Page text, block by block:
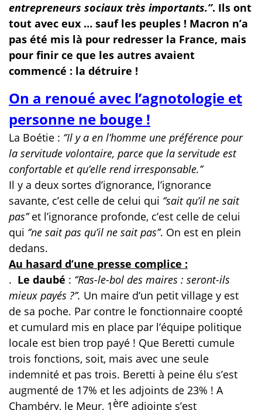
entrepreneurs sociaux très importants.’’. Ils ont
tout avec eux … sauf les peuples ! Macron n’a
pas été mis là pour redresser la France, mais
pour finir ce que les autres avaient
commencé : la détruire !
On a renoué avec l’agnotologie et
personne ne bouge !
La Boétie : ‘’Il y a en l’homme une préférence pour
la servitude volontaire, parce que la servitude est
confortable et qu’elle rend irresponsable.’’
Il y a deux sortes d’ignorance, l’ignorance
savante, c’est celle de celui qui ‘’sait qu’il ne sait
pas’’et l’ignorance profonde, c’est celle de celui
qui ‘’ne sait pas qu’il ne sait pas’’. On est en plein
dedans.
Au hasard d’une presse complice :
. Le daubé : ‘’Ras-le-bol des maires : seront-ils
mieux payés ?’’. Un maire d’un petit village y est
de sa poche. Par contre le fonctionnaire coopté
et cumulard mis en place par l’équipe politique
locale est bien trop payé ! Que Beretti cumule
trois fonctions, soit, mais avec une seule
indemnité et pas trois. Beretti à peine élu s’est
augmenté de 17% et les adjoints de 23% ! A
Chambéry, le Meur, 1ère adjointe s’est